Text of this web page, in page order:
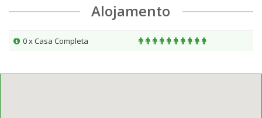
Alojamento
0 x Casa Completa